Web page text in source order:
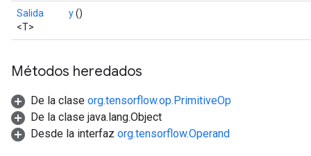
Salida
<T>
y()
Métodos heredados
De la clase org.tensorflow.op.PrimitiveOp
De la clase java.lang.Object
Desde la interfaz org.tensorflow.Operand